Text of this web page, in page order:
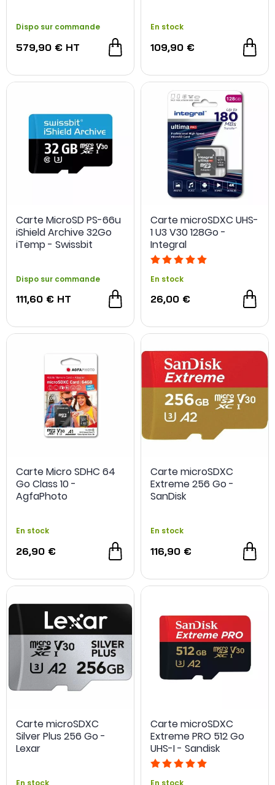
Dispo sur commande
579,90 € HT
En stock
109,90 €
Carte MicroSD PS-66u
iShield Archive 32Go
iTemp - Swissbit
Dispo sur commande
111,60 € HT
Carte microSDXC UHS-
1 U3 V30 128Go -
Integral
En stock
26,00 €
Carte Micro SDHC 64
Go Class 10 -
AgfaPhoto
En stock
26,90 €
Carte microSDXC
Extreme 256 Go -
SanDisk
En stock
116,90 €
Carte microSDXC
Silver Plus 256 Go -
Lexar
En stock
Carte microSDXC
Extreme PRO 512 Go
UHS-I - Sandisk
En stock